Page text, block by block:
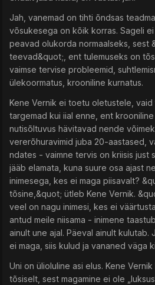
Jah, vanemad on tihti õndsas
võsukesega on kõik korras. Sageli
peavad olukorda normaalseks, sest
teevad&quot;, ent tulemuseks on
vaimse tervise probleemid,
ülekoormatus, krooniline kurnatus.
Kene Vernik ei toetu oletustele,
targemad kui iial enne, ent krooniline
nutisõltuvus hävitavad nende
vererõhuravimid juba 20-aastased,
ndates - vaimne tervis on kriisis just
jääb elamata, kuna suure osa ajast
inimesega, kes ei maga piisavalt?
tõsine,&quot; ütleb Kene Vernik.
veel on nagu inimesi, kes ei
antud meile niisama - inimene
ainult une ajal. Päeval ainult kulutab.
ei maga, siis kulud ja vananed väga
Uni on ülioluline asi elus. Kene
tõsiselt, sest magamine ei ole